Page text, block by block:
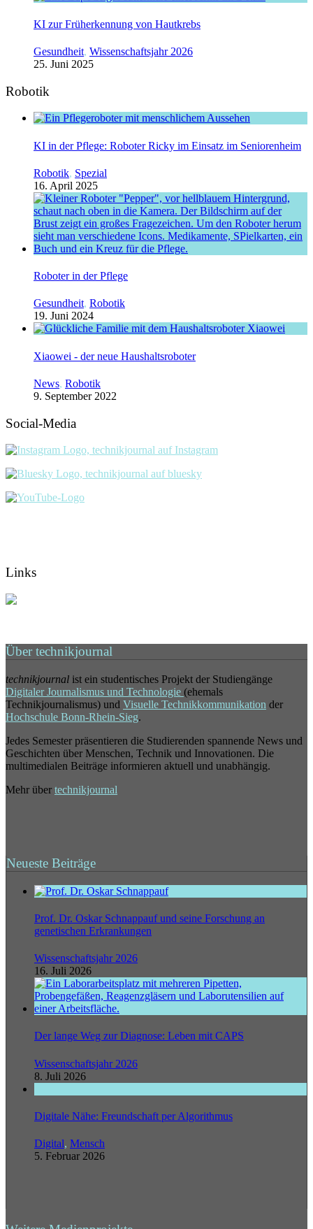
KI zur Früherkennung von Hautkrebs
Gesundheit, Wissenschaftsjahr 2026
25. Juni 2025
Robotik
KI in der Pflege: Roboter Ricky im Einsatz im Seniorenheim
Robotik, Spezial
16. April 2025
Roboter in der Pflege
Gesundheit, Robotik
19. Juni 2024
Xiaowei - der neue Haushaltsroboter
News, Robotik
9. September 2022
Social-Media
Links
Über technikjournal
technikjournal ist ein studentisches Projekt der Studiengänge
Digitaler Journalismus und Technologie (ehemals
Technikjournalismus) und Visuelle Technikkommunikation der
Hochschule Bonn-Rhein-Sieg.
Jedes Semester präsentieren die Studierenden spannende News und
Geschichten über Menschen, Technik und Innovationen. Die
multimedialen Beiträge informieren aktuell und unabhängig.
Mehr über technikjournal
Neueste Beiträge
Prof. Dr. Oskar Schnappauf und seine Forschung an
genetischen Erkrankungen
Wissenschaftsjahr 2026
16. Juli 2026
Der lange Weg zur Diagnose: Leben mit CAPS
Wissenschaftsjahr 2026
8. Juli 2026
Digitale Nähe: Freundschaft per Algorithmus
Digital, Mensch
5. Februar 2026